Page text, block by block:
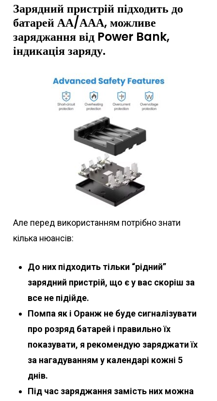
Зарядний пристрій підходить до
батарей АА/ААА, можливе
заряджання від Power Bank,
індикація заряду.
Але перед використанням потрібно знати
кілька нюансів:
До них підходить тільки “рідний”
зарядний пристрій, що є у вас скоріш за
все не підійде.
Помпа як і Оранж не буде сигналізувати
про розряд батарей і правильно їх
показувати, я рекомендую заряджати їх
за нагадуванням у календарі кожні 5
днів.
Під час заряджання замість них можна